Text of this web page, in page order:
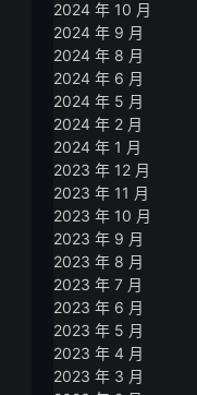
2024 年 10 月
2024 年 9 月
2024 年 8 月
2024 年 6 月
2024 年 5 月
2024 年 2 月
2024 年 1 月
2023 年 12 月
2023 年 11 月
2023 年 10 月
2023 年 9 月
2023 年 8 月
2023 年 7 月
2023 年 6 月
2023 年 5 月
2023 年 4 月
2023 年 3 月